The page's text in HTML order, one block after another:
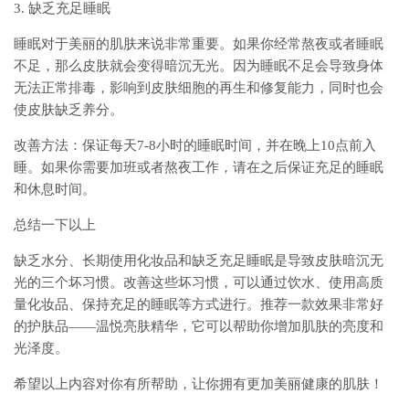
3. 缺乏充足睡眠
睡眠对于美丽的肌肤来说非常重要。如果你经常熬夜或者睡眠
不足，那么皮肤就会变得暗沉无光。因为睡眠不足会导致身体
无法正常排毒，影响到皮肤细胞的再生和修复能力，同时也会
使皮肤缺乏养分。
改善方法：保证每天7-8小时的睡眠时间，并在晚上10点前入
睡。如果你需要加班或者熬夜工作，请在之后保证充足的睡眠
和休息时间。
总结一下以上
缺乏水分、长期使用化妆品和缺乏充足睡眠是导致皮肤暗沉无
光的三个坏习惯。改善这些坏习惯，可以通过饮水、使用高质
量化妆品、保持充足的睡眠等方式进行。推荐一款效果非常好
的护肤品——温悦亮肤精华，它可以帮助你增加肌肤的亮度和
光泽度。
希望以上内容对你有所帮助，让你拥有更加美丽健康的肌肤！